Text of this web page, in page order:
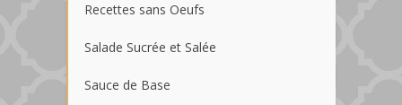
Recettes sans Oeufs
Salade Sucrée et Salée
Sauce de Base